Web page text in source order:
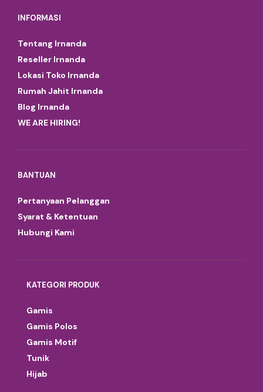
INFORMASI
Tentang Irnanda
Reseller Irnanda
Lokasi Toko Irnanda
Rumah Jahit Irnanda
Blog Irnanda
WE ARE HIRING!
BANTUAN
Pertanyaan Pelanggan
Syarat & Ketentuan
Hubungi Kami
KATEGORI PRODUK
Gamis
Gamis Polos
Gamis Motif
Tunik
Hijab